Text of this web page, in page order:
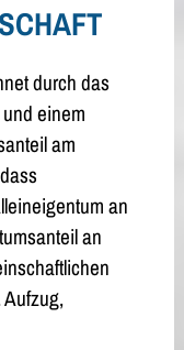
durch das
einem
am
an
an